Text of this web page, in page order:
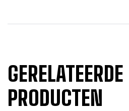
GERELATEERDE
PRODUCTEN